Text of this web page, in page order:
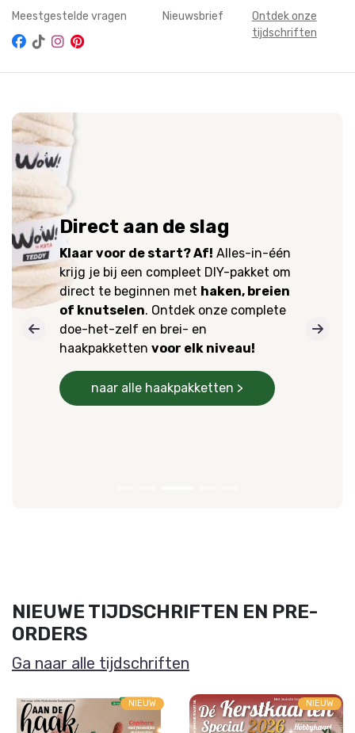
Meestgestelde vragen Nieuwsbrief
Ontdek onze
tijdschriften
Direct aan de slag
Klaar voor de start? Af! Alles-in-één
krijg je bij een compleet DIY-pakket om
direct te beginnen met haken, breien
of knutselen. Ontdek onze complete
doe-het-zelf en brei- en
haakpakketten voor elk niveau!
naar alle haakpakketten >
NIEUWE TIJDSCHRIFTEN EN PRE-
ORDERS
Ga naar alle tijdschriften
NIEUW NIEUW